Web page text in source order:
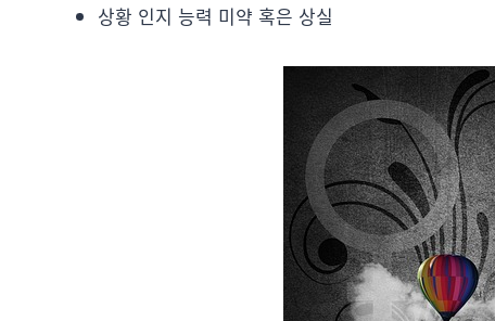
상황 인지 능력 미약 혹은 상실